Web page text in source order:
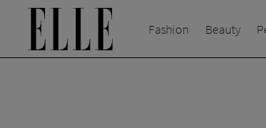
Fashion Beauty